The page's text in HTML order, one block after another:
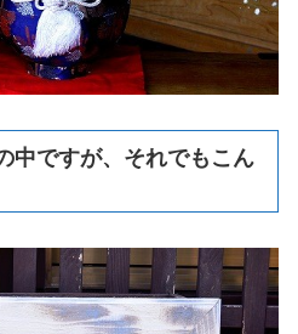
中ですが、それでもこん